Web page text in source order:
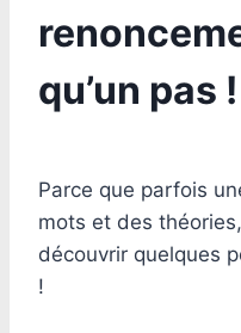
qu’un pas !
Parce que parfois
mots et des
découvrir quelques
!